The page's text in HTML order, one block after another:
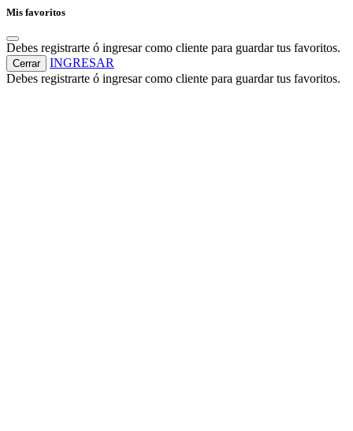
Mis favoritos
Debes registrarte ó ingresar como cliente para guardar tus favoritos.
Cerrar
INGRESAR
Debes registrarte ó ingresar como cliente para guardar tus favoritos.